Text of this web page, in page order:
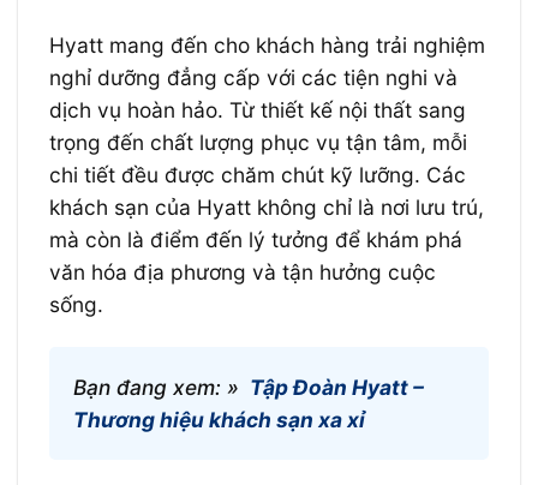
Hyatt mang đến cho khách hàng trải nghiệm
nghỉ dưỡng đẳng cấp với các tiện nghi và
dịch vụ hoàn hảo. Từ thiết kế nội thất sang
trọng đến chất lượng phục vụ tận tâm, mỗi
chi tiết đều được chăm chút kỹ lưỡng. Các
khách sạn của Hyatt không chỉ là nơi lưu trú,
mà còn là điểm đến lý tưởng để khám phá
văn hóa địa phương và tận hưởng cuộc
sống.
Bạn đang xem: » Tập Đoàn Hyatt –
Thương hiệu khách sạn xa xỉ